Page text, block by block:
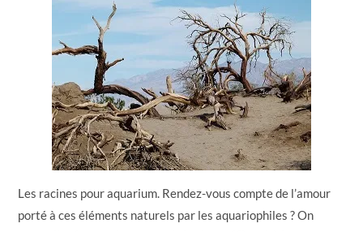
Les racines pour aquarium. Rendez-vous compte de l’amour
porté à ces éléments naturels par les aquariophiles ? On